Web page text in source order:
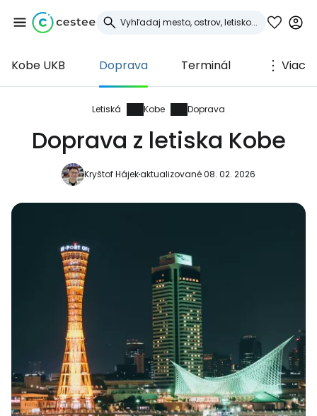
Kobe UKB Doprava Terminál Viac
Letiská Kobe Doprava
Doprava z letiska Kobe
Kryštof Hájekaktualizované 08. 02. 2026
Prihláste sa do
služby Cestee
... celosvetovej komunity cestovateľov
Pokračovať na Facebooku
Pokračovať s e-mailom